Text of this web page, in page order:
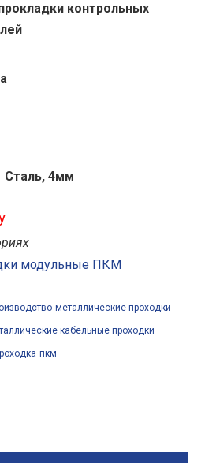
контрольных
Сталь, 4мм
модульные ПКМ
металлические проходки
кабельные проходки
пкм